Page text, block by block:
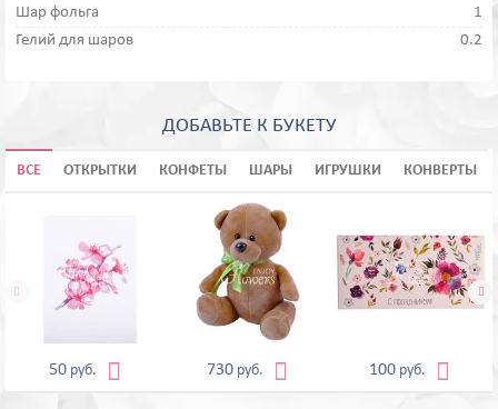
Шар фольга
1
Гелий для шаров
0.2
ДОБАВЬТЕ К БУКЕТУ
ВСЕ ОТКРЫТКИ КОНФЕТЫ ШАРЫ ИГРУШКИ КОНВЕРТЫ
50 руб.  730 руб.  100 руб. 
 